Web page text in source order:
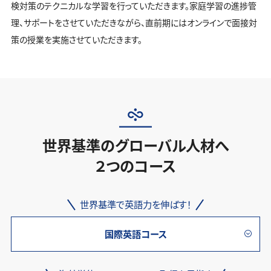
検対策のテクニカルな学習を行っていただきます。家庭学習の進捗管
理、サポートをさせていただきながら、直前期にはオンラインで面接対
策の授業を実施させていただきます。
世界基準のグローバル人材へ
２つのコース
世界基準で英語力を伸ばす！
国際英語コース